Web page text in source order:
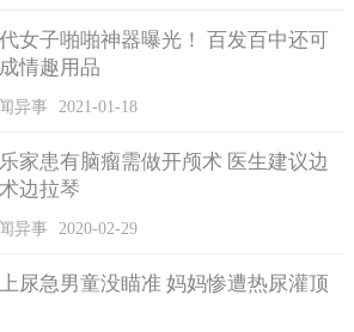
汉人为主，又称绿旗兵。
级森严，当兵的也一样，正规的兵瞧不
的身份，所以看到兵过来一般会回避，
前有写勇和写兵，待遇和阶级是差很多
兵视为子弟兵，给予旗人豁免税赋与劳
人的日渐颓废，致使其后代骑射荒废，
女子啪啪神器曝光！ 百发百中还可
情趣用品
异事 2021-01-18
家患有脑瘤需做开颅术 医生建议边
边拉琴
异事 2020-02-29
尿急男童没瞄准 妈妈惨遭热尿灌顶